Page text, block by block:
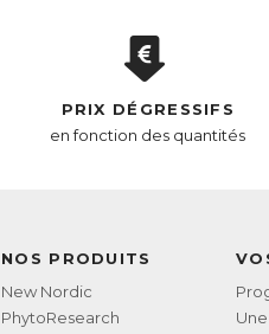
PRIX DÉGRESSIFS
en fonction des quantités
NOS PRODUITS
New Nordic
PhytoResearch